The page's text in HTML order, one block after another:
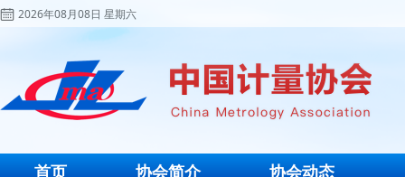
2026年08月08日 星期六
首页 协会简介 协会动态